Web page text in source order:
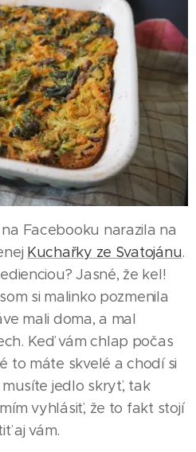
Facebooku narazila na
Kuchařky ze Svatojánu.
Jasné, že kel!
si malinko pozmenila
mali doma, a mal
Keď vám chlap počas
to máte skvelé a chodí si
jedlo skryť, tak
vyhlásiť, že to fakt stojí
aj vám.